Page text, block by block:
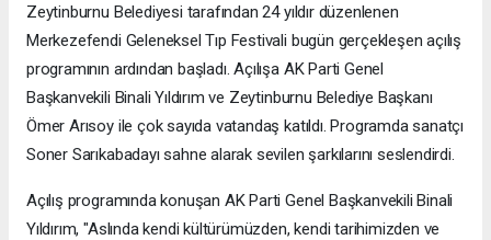
Zeytinburnu Belediyesi tarafından 24 yıldır düzenlenen
Merkezefendi Geleneksel Tıp Festivali bugün gerçekleşen açılış
programının ardından başladı. Açılışa AK Parti Genel
Başkanvekili Binali Yıldırım ve Zeytinburnu Belediye Başkanı
Ömer Arısoy ile çok sayıda vatandaş katıldı. Programda sanatçı
Soner Sarıkabadayı sahne alarak sevilen şarkılarını seslendirdi.
Açılış programında konuşan AK Parti Genel Başkanvekili Binali
Yıldırım, "Aslında kendi kültürümüzden, kendi tarihimizden ve